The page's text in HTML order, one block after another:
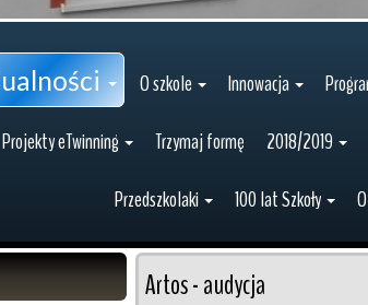
O szkole Innowacja
Projekty eTwinning Trzymaj formę 2018/2019
Przedszkolaki
100 lat Szkoły
Artos - audycja